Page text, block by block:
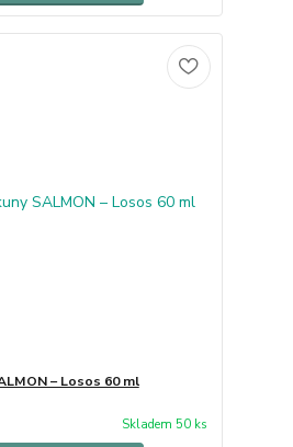
– Losos 60 ml
Skladem 50 ks